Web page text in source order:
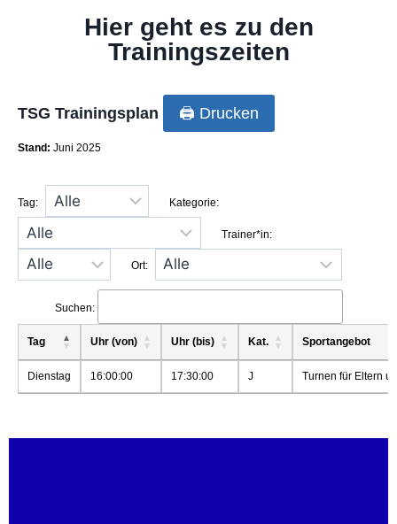
Hier geht es zu den
Trainingszeiten
TSG Trainingsplan 🖨️ Drucken
Stand: Juni 2025
Tag: Kategorie:
Trainer*in:
Ort:
Suchen:
Tag Uhr (von) Uhr (bis) Kat. Sportangebot
Dienstag 16:00:00 17:30:00 J Turnen für Eltern